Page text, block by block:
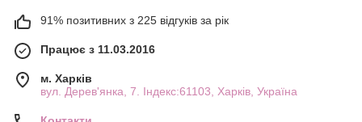
91% позитивних з 225 відгуків за рік
Працює з 11.03.2016
м. Харків
вул. Дерев'янка, 7. Індекс:61103, Харків, Україна